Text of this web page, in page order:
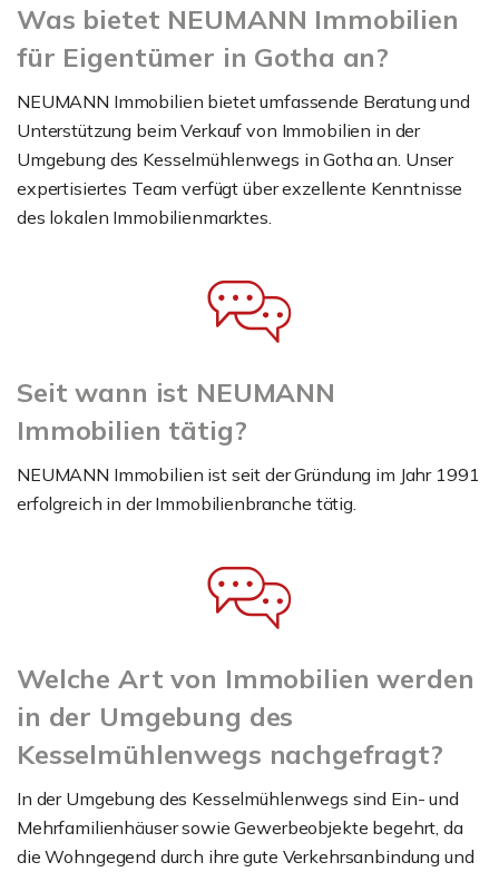
Was bietet NEUMANN Immobilien
für Eigentümer in Gotha an?
NEUMANN Immobilien bietet umfassende Beratung und
Unterstützung beim Verkauf von Immobilien in der
Umgebung des Kesselmühlenwegs in Gotha an. Unser
expertisiertes Team verfügt über exzellente Kenntnisse
des lokalen Immobilienmarktes.
Seit wann ist NEUMANN
Immobilien tätig?
NEUMANN Immobilien ist seit der Gründung im Jahr 1991
erfolgreich in der Immobilienbranche tätig.
Welche Art von Immobilien werden
in der Umgebung des
Kesselmühlenwegs nachgefragt?
In der Umgebung des Kesselmühlenwegs sind Ein- und
Mehrfamilienhäuser sowie Gewerbeobjekte begehrt, da
die Wohngegend durch ihre gute Verkehrsanbindung und